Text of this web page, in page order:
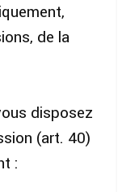
de la
disposez
(art. 40)
: